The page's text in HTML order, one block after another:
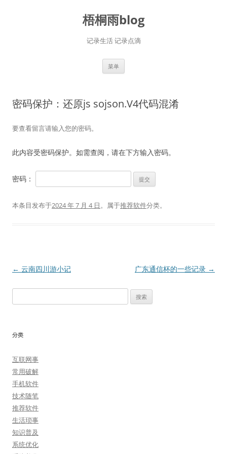
梧桐雨blog
记录生活 记录点滴
菜单
密码保护：还原js sojson.V4代码混淆
要查看留言请输入您的密码。
此内容受密码保护。如需查阅，请在下方输入密码。
密码：
本条目发布于2024 年 7 月 4 日。属于推荐软件分类。
文
← 云南四川游小记 广东通信杯的一些记录 →
索：
分类
互联网事
常用破解
手机软件
技术随笔
推荐软件
生活琐事
知识普及
系统优化